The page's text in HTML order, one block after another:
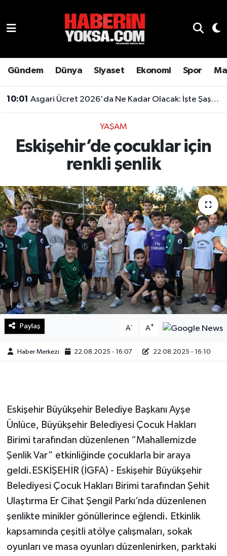
Gündem Dünya Siyaset Ekonomi Spor
10:01 Asgari Ücret 2026'da Ne Kadar Olacak: İşte Şaşırtan Rakam
YAŞAM
Eskişehir’de çocuklar için
renkli şenlik
Paylaş A- A+
Haber Merkezi 22.08.2025 - 16:07 22.08.2025 - 16:10
Eskişehir Büyükşehir Belediye Başkanı Ayşe
Ünlüce, Büyükşehir Belediyesi Çocuk Hakları
Birimi tarafından düzenlenen “Mahallemizde
Şenlik Var” etkinliğinde çocuklarla bir araya
geldi.ESKİŞEHİR (İGFA) - Eskişehir Büyükşehir
Belediyesi Çocuk Hakları Birimi tarafından Şehit
Ulaştırma Er Cihat Şengil Parkı’nda düzenlenen
şenlikte minikler gönüllerince eğlendi. Etkinlik
kapsamında çeşitli atölye çalışmaları, sokak
oyunları ve masa oyunları düzenlenirken, parktaki
Genel
Magazin
Otomobil
Sağlık
Teknoloji
Yaşam
Hava Durumu
Son Dakika Haberleri
Haber Arşivi